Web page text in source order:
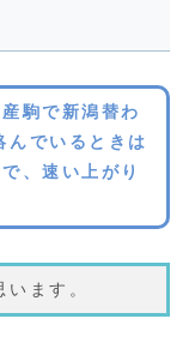
駒で新潟替わ
んでいるときは
、速い上がり
ます。